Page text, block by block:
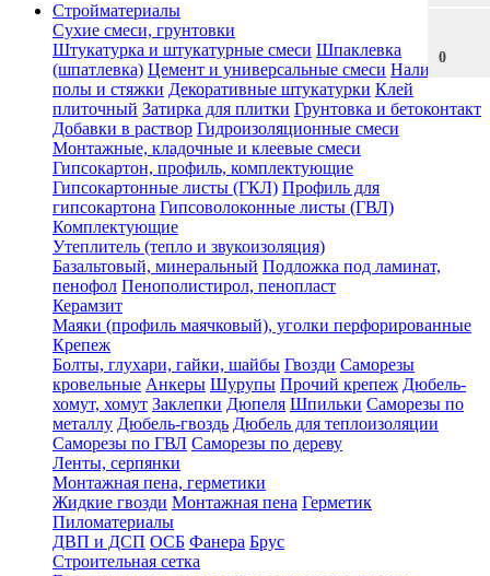
0
Стройматериалы
Сухие смеси, грунтовки
Штукатурка и штукатурные смеси Шпаклевка
(шпатлевка) Цемент и универсальные смеси Наливные
полы и стяжки Декоративные штукатурки Клей
плиточный Затирка для плитки Грунтовка и бетоконтакт
Добавки в раствор Гидроизоляционные смеси
Монтажные, кладочные и клеевые смеси
Гипсокартон, профиль, комплектующие
Гипсокартонные листы (ГКЛ) Профиль для
гипсокартона Гипсоволоконные листы (ГВЛ)
Комплектующие
Утеплитель (тепло и звукоизоляция)
Базальтовый, минеральный Подложка под ламинат,
пенофол Пенополистирол, пенопласт
Керамзит
Маяки (профиль маячковый), уголки перфорированные
Крепеж
Болты, глухари, гайки, шайбы Гвозди Саморезы
кровельные Анкеры Шурупы Прочий крепеж Дюбель-
хомут, хомут Заклепки Дюпеля Шпильки Саморезы по
металлу Дюбель-гвоздь Дюбель для теплоизоляции
Саморезы по ГВЛ Саморезы по дереву
Ленты, серпянки
Монтажная пена, герметики
Жидкие гвозди Монтажная пена Герметик
Пиломатериалы
ДВП и ДСП ОСБ Фанера Брус
Строительная сетка